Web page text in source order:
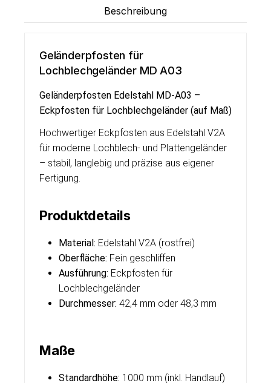
Beschreibung
Geländerpfosten für
Lochblechgeländer MD A03
Geländerpfosten Edelstahl MD-A03 –
Eckpfosten für Lochblechgeländer (auf Maß)
Hochwertiger Eckpfosten aus Edelstahl V2A
für moderne Lochblech- und Plattengeländer
– stabil, langlebig und präzise aus eigener
Fertigung.
Produktdetails
Material: Edelstahl V2A (rostfrei)
Oberfläche: Fein geschliffen
Ausführung: Eckpfosten für
Lochblechgeländer
Durchmesser: 42,4 mm oder 48,3 mm
Maße
Standardhöhe: 1000 mm (inkl. Handlauf)